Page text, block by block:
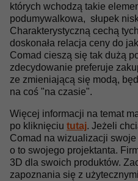
których wchodzą takie
podumywalkowa, słupek
Charakterystyczną cechą
doskonała relacja ceny do
Comad cieszą się tak dużą
zdecydowanie preferuje
ze zmieniającą się modą,
na coś "na czasie".
Więcej informacji na temat
po kliknięciu tutaj. Jeżeli
Comad na wizualizacji swoje
o to swojego projektanta.
3D dla swoich produktów.
zapoznania się z